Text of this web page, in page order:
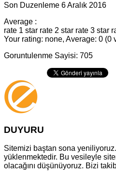
Son Duzenleme 6 Aralık 2016
Average :
rate 1 star rate 2 star rate 3 star
Your rating: none, Average: 0 (0
Goruntulenme Sayisi: 705
DUYURU
Sitemizi baştan sona
yüklenmektedir. Bu vesileyle
olacağını düşünüyoruz. Bizi